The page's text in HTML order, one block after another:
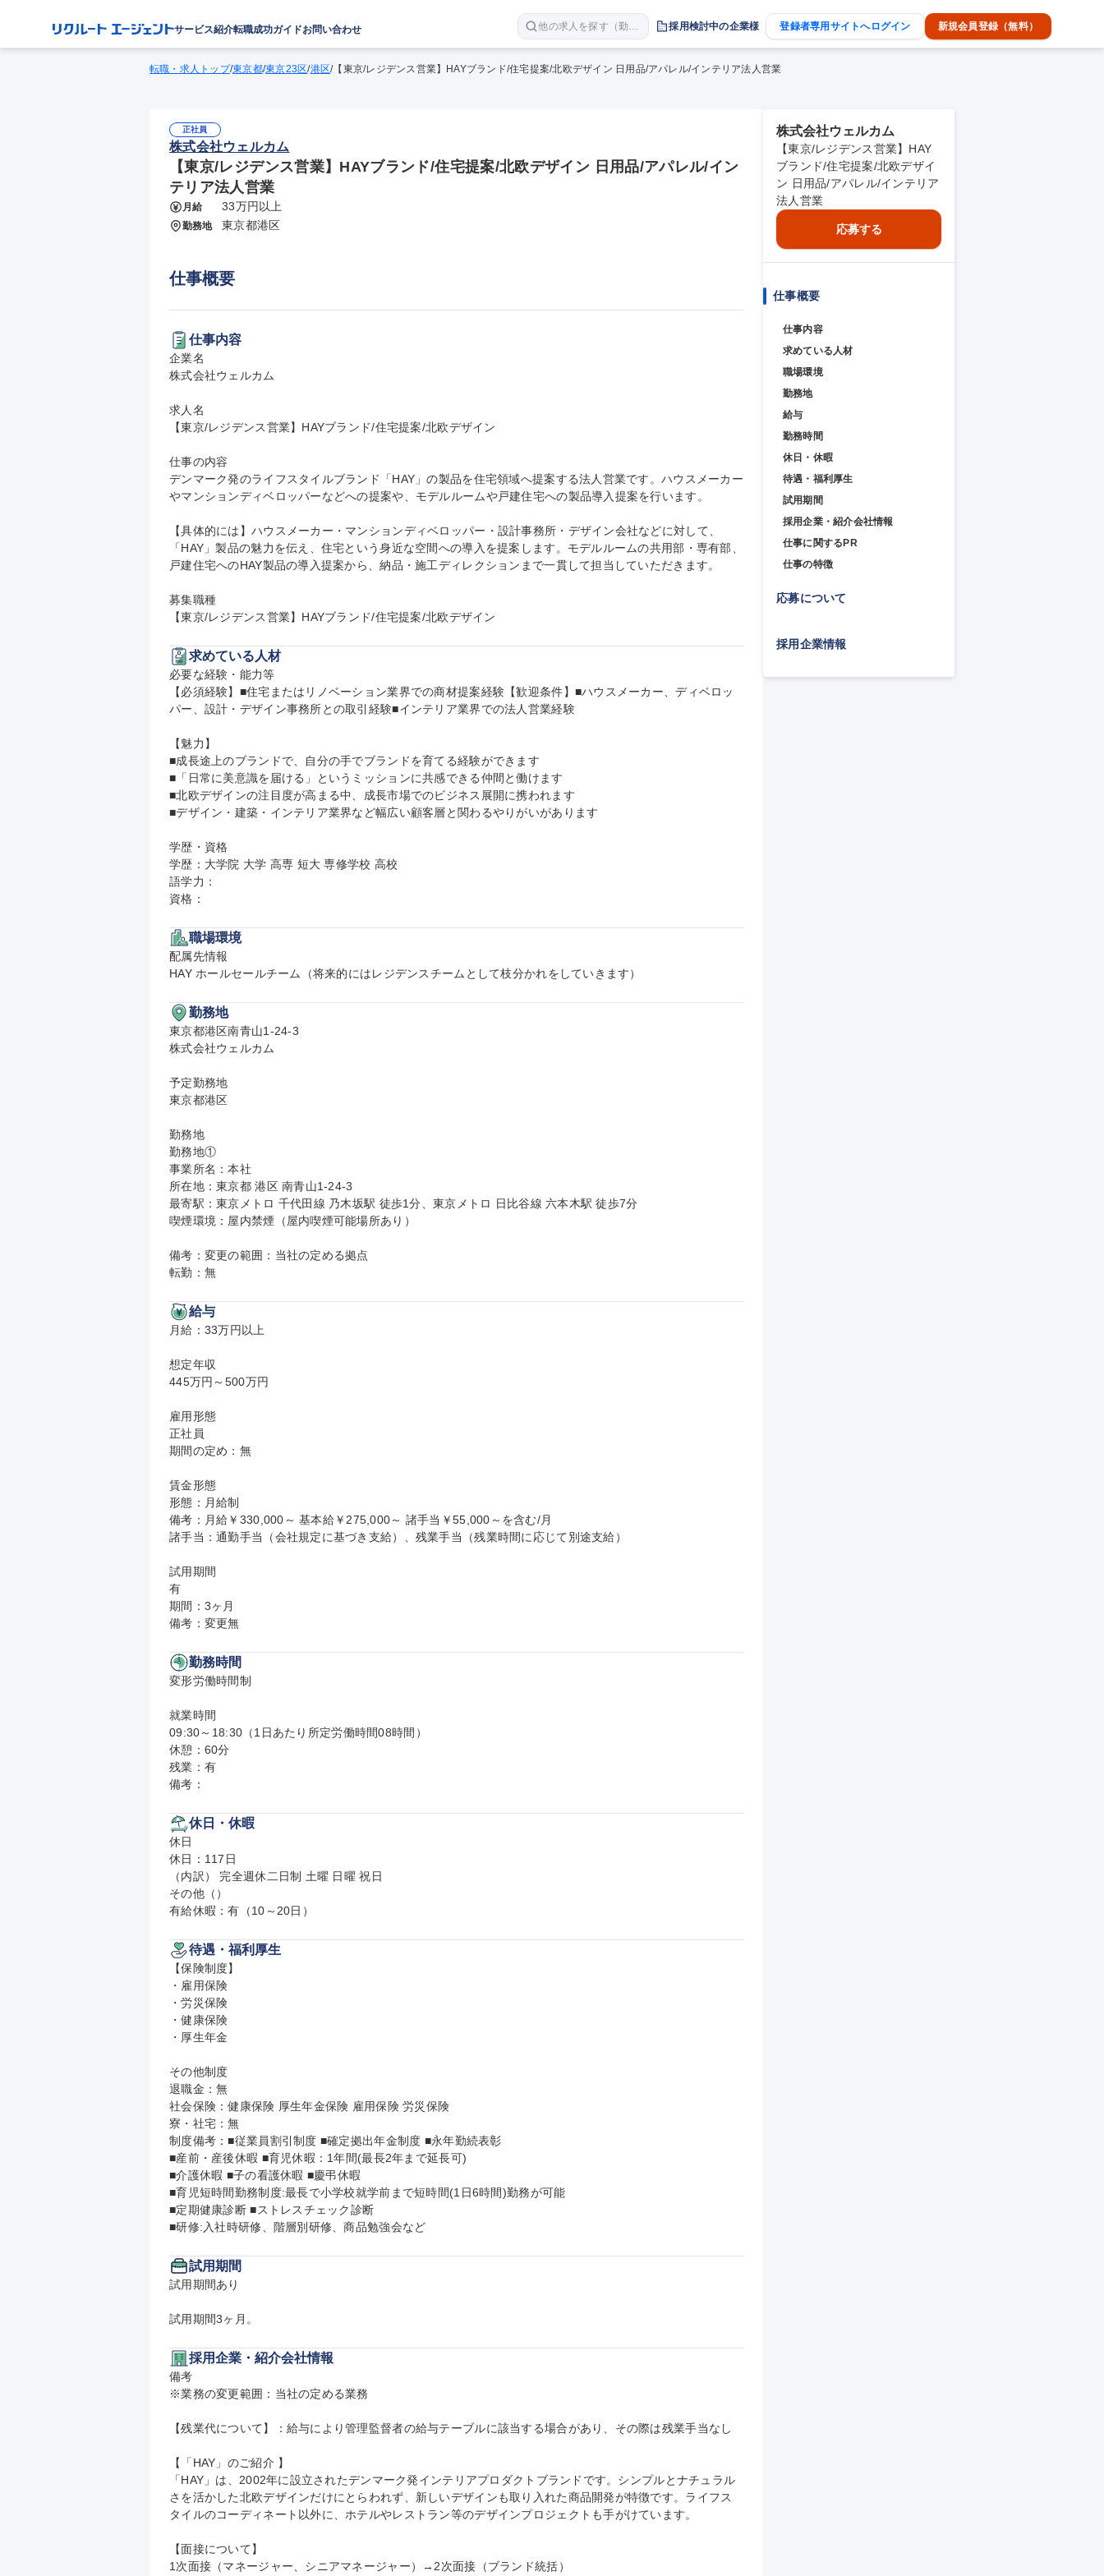
サービス紹介転職成功ガイドお問い合わせ
他の求人を探す（勤務
地 職種 年収など）
採用検討中の企業様 登録者専用サイトへログイン 新規会員登録（無料）
転職・求人トップ/東京都/東京23区/港区/【東京/レジデンス営業】HAYブランド/住宅提案/北欧デザイン 日用品/アパレル/インテリア法人営業
正社員
株式会社ウェルカム
【東京/レジデンス営業】HAYブランド/住宅提案/北欧デザイン 日用品/アパレル/イン
テリア法人営業
月給 33万円以上
勤務地 東京都港区
仕事概要
仕事内容
企業名
株式会社ウェルカム
求人名
【東京/レジデンス営業】HAYブランド/住宅提案/北欧デザイン
仕事の内容
デンマーク発のライフスタイルブランド「HAY」の製品を住宅領域へ提案する法人営業です。ハウスメーカー
やマンションディベロッパーなどへの提案や、モデルルームや戸建住宅への製品導入提案を行います。
【具体的には】ハウスメーカー・マンションディベロッパー・設計事務所・デザイン会社などに対して、
「HAY」製品の魅力を伝え、住宅という身近な空間への導入を提案します。モデルルームの共用部・専有部、
戸建住宅へのHAY製品の導入提案から、納品・施工ディレクションまで一貫して担当していただきます。
募集職種
【東京/レジデンス営業】HAYブランド/住宅提案/北欧デザイン
求めている人材
必要な経験・能力等
【必須経験】■住宅またはリノベーション業界での商材提案経験【歓迎条件】■ハウスメーカー、ディベロッ
パー、設計・デザイン事務所との取引経験■インテリア業界での法人営業経験
【魅力】
■成長途上のブランドで、自分の手でブランドを育てる経験ができます
■「日常に美意識を届ける」というミッションに共感できる仲間と働けます
■北欧デザインの注目度が高まる中、成長市場でのビジネス展開に携われます
■デザイン・建築・インテリア業界など幅広い顧客層と関わるやりがいがあります
学歴・資格
学歴：大学院 大学 高専 短大 専修学校 高校
語学力：
資格：
職場環境
配属先情報
HAY ホールセールチーム（将来的にはレジデンスチームとして枝分かれをしていきます）
勤務地
東京都港区南青山1-24-3
株式会社ウェルカム
予定勤務地
東京都港区
勤務地
勤務地①
事業所名：本社
所在地：東京都 港区 南青山1-24-3
最寄駅：東京メトロ 千代田線 乃木坂駅 徒歩1分、東京メトロ 日比谷線 六本木駅 徒歩7分
喫煙環境：屋内禁煙（屋内喫煙可能場所あり）
備考：変更の範囲：当社の定める拠点
転勤：無
給与
月給：33万円以上
想定年収
445万円～500万円
雇用形態
正社員
期間の定め：無
賃金形態
形態：月給制
備考：月給￥330,000～ 基本給￥275,000～ 諸手当￥55,000～を含む/月
諸手当：通勤手当（会社規定に基づき支給）、残業手当（残業時間に応じて別途支給）
試用期間
有
期間：3ヶ月
備考：変更無
勤務時間
変形労働時間制
就業時間
09:30～18:30（1日あたり所定労働時間08時間）
休憩：60分
残業：有
備考：
休日・休暇
休日
休日：117日
（内訳） 完全週休二日制 土曜 日曜 祝日
その他（）
有給休暇：有（10～20日）
待遇・福利厚生
【保険制度】
・雇用保険
・労災保険
・健康保険
・厚生年金
その他制度
退職金：無
社会保険：健康保険 厚生年金保険 雇用保険 労災保険
寮・社宅：無
制度備考：■従業員割引制度 ■確定拠出年金制度 ■永年勤続表彰
■産前・産後休暇 ■育児休暇：1年間(最長2年まで延長可)
■介護休暇 ■子の看護休暇 ■慶弔休暇
■育児短時間勤務制度:最長で小学校就学前まで短時間(1日6時間)勤務が可能
■定期健康診断 ■ストレスチェック診断
■研修:入社時研修、階層別研修、商品勉強会など
試用期間
試用期間あり
試用期間3ヶ月。
採用企業・紹介会社情報
備考
※業務の変更範囲：当社の定める業務
【残業代について】：給与により管理監督者の給与テーブルに該当する場合があり、その際は残業手当なし
【「HAY」のご紹介 】
「HAY」は、2002年に設立されたデンマーク発インテリアプロダクトブランドです。シンプルとナチュラル
さを活かした北欧デザインだけにとらわれず、新しいデザインも取り入れた商品開発が特徴です。ライフス
タイルのコーディネート以外に、ホテルやレストラン等のデザインプロジェクトも手がけています。
【面接について】
1次面接（マネージャー、シニアマネージャー）→2次面接（ブランド統括）
株式会社ウェルカム
【東京/レジデンス営業】HAY
ブランド/住宅提案/北欧デザイ
ン 日用品/アパレル/インテリア
法人営業
応募する
仕事概要
仕事内容
求めている人材
職場環境
勤務地
給与
勤務時間
休日・休暇
待遇・福利厚生
試用期間
採用企業・紹介会社情報
仕事に関するPR
仕事の特徴
応募について
採用企業情報